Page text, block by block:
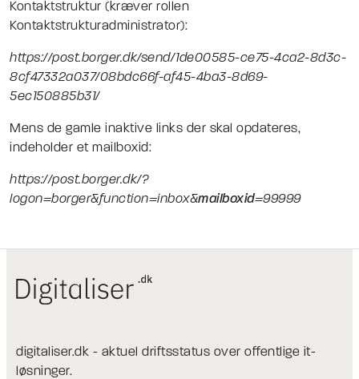
Kontaktstruktur (kræver rollen
Kontaktstrukturadministrator):
https://post.borger.dk/send/1de00585-ce75-4ca2-8d3c-
8cf47332a037/08bdc66f-af45-4ba3-8d69-
5ec150885b31/
Mens de gamle inaktive links der skal opdateres,
indeholder et mailboxid:
https://post.borger.dk/?
logon=borger&function=inbox&mailboxid=99999
digitaliser.dk - aktuel driftsstatus over offentlige it-
løsninger.